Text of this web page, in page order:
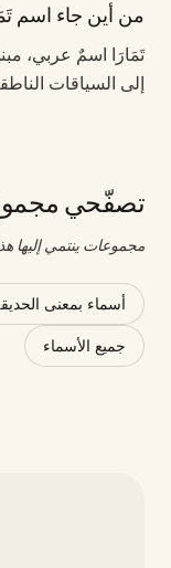
من أين جاء اسم
تَمَارَا اسمٌ عربي،
إلى السياقات
تصفّحي
مجموعات ينتمي إليها
أسماء بمعنى
جميع الأسماء